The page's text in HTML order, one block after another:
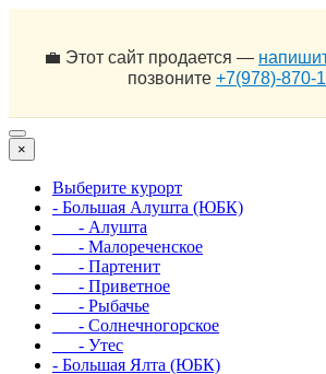
💼 Этот сайт продается —
позвоните +7(978)-870-
×
Выберите курорт
- Большая Алушта (ЮБК)
- Алушта
- Малореченское
- Партенит
- Приветное
- Рыбачье
- Солнечногорское
- Утес
- Большая Ялта (ЮБК)